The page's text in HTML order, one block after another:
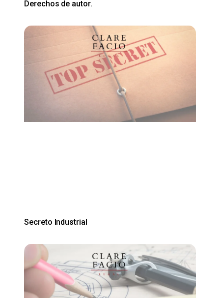
Derechos de autor.
Secreto Industrial